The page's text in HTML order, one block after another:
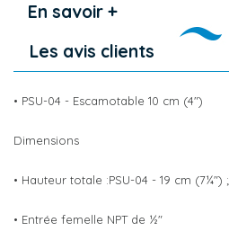
En savoir +
Les avis clients
• PSU-04 - Escamotable 10 cm (4")
Dimensions
• Hauteur totale :PSU-04 - 19 cm (7¼") ;
• Entrée femelle NPT de ½"